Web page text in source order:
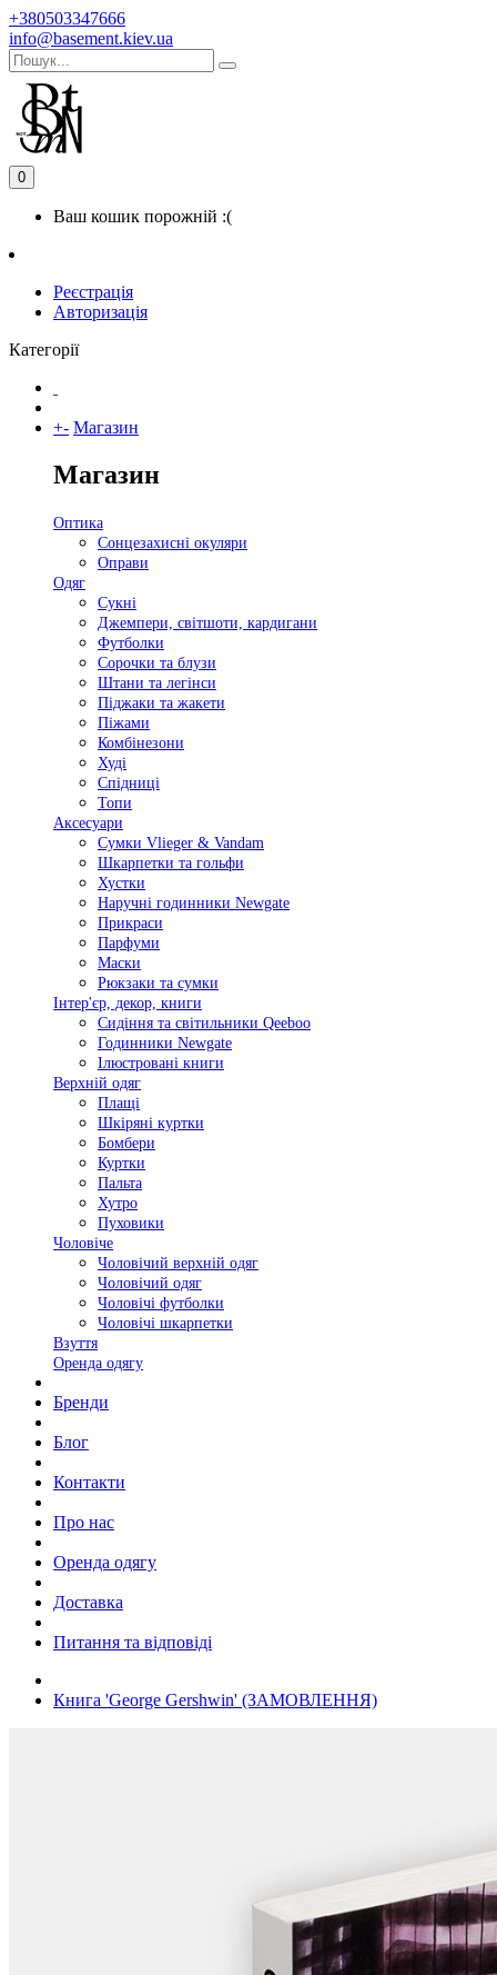
+380503347666
info@basement.kiev.ua
0
Ваш кошик порожній :(
Реєстрація
Авторизація
Категорії
+- Магазин
Магазин
Оптика
Сонцезахисні окуляри
Оправи
Одяг
Сукні
Джемпери, світшоти, кардигани
Футболки
Сорочки та блузи
Штани та легінси
Піджаки та жакети
Піжами
Комбінезони
Худі
Спідниці
Топи
Аксесуари
Сумки Vlieger & Vandam
Шкарпетки та гольфи
Хустки
Наручні годинники Newgate
Прикраси
Парфуми
Маски
Рюкзаки та сумки
Інтер'єр, декор, книги
Сидіння та світильники Qeeboo
Годинники Newgate
Ілюстровані книги
Верхній одяг
Плащі
Шкіряні куртки
Бомбери
Куртки
Пальта
Хутро
Пуховики
Чоловіче
Чоловічий верхній одяг
Чоловічий одяг
Чоловічі футболки
Чоловічі шкарпетки
Взуття
Оренда одягу
Бренди
Блог
Контакти
Про нас
Оренда одягу
Доставка
Питання та відповіді
Книга 'George Gershwin' (ЗАМОВЛЕННЯ)